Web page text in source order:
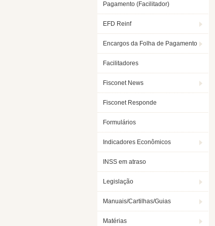
Pagamento (Facilitador)
EFD Reinf
Encargos da Folha de Pagamento
Facilitadores
Fisconet News
Fisconet Responde
Formulários
Indicadores Econômicos
INSS em atraso
Legislação
Manuais/Cartilhas/Guias
Matérias